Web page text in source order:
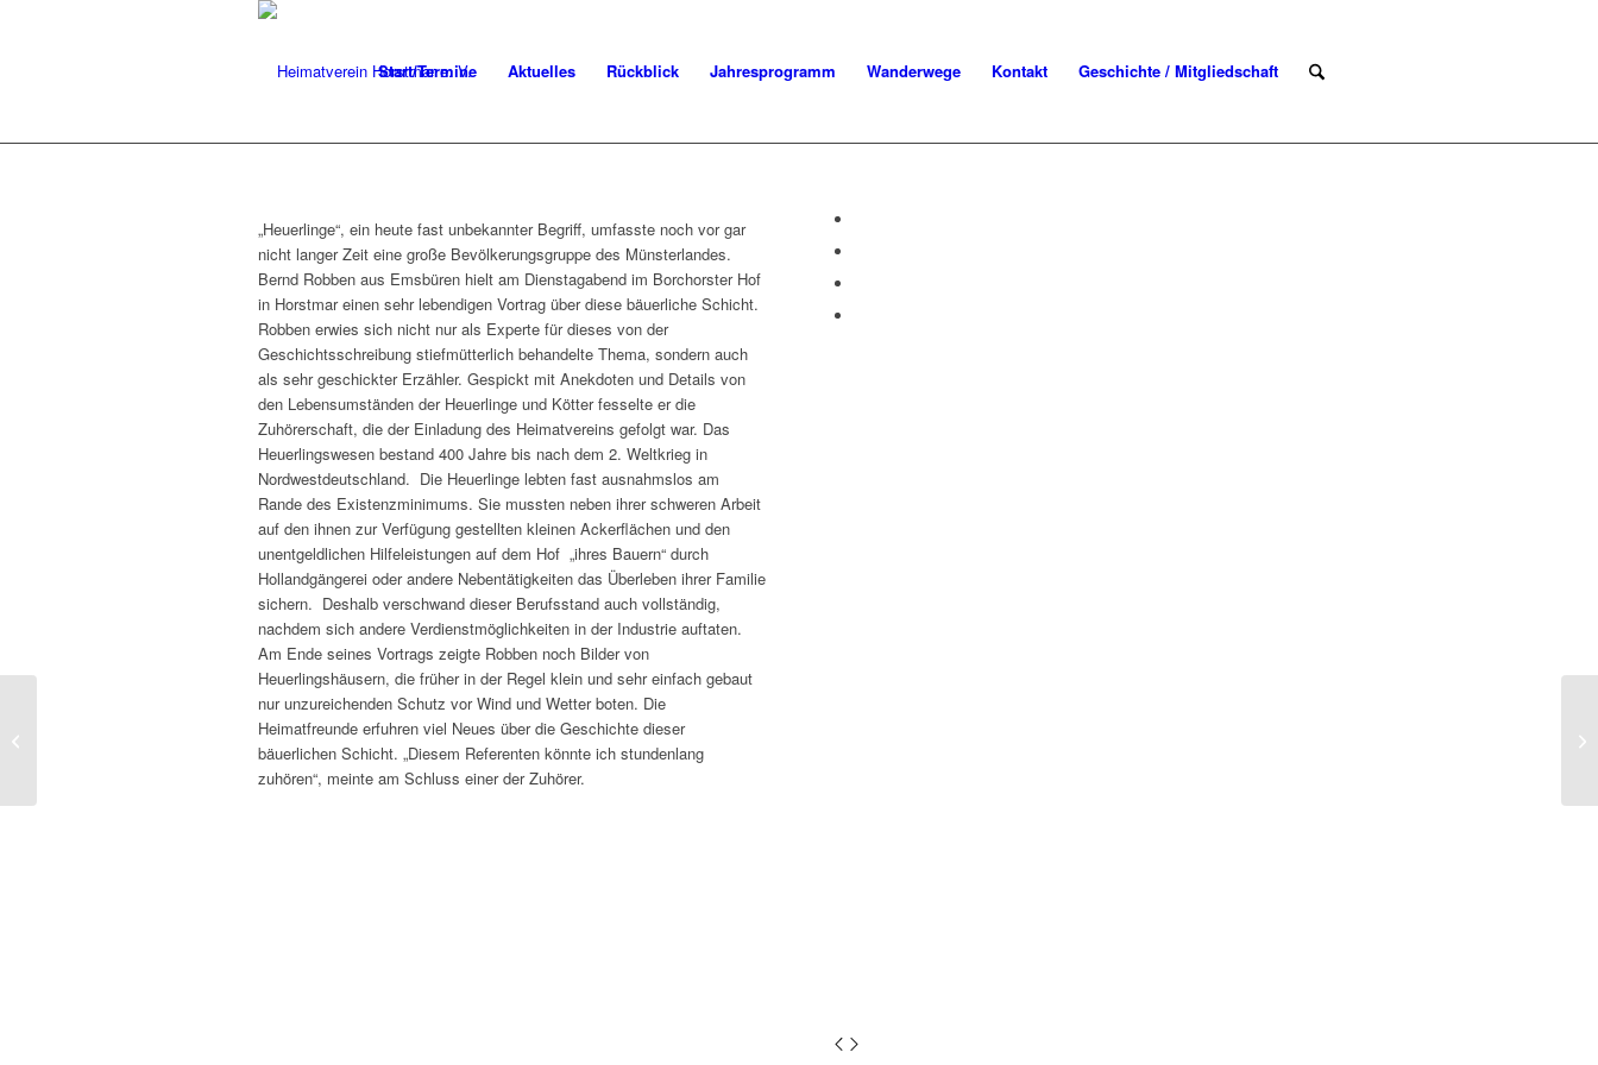
Start/Termine Aktuelles Rückblick Jahresprogramm Wanderwege Kontakt Geschichte / Mitgliedschaft
„Heuerlinge“, ein heute fast unbekannter Begriff, umfasste noch vor gar
nicht langer Zeit eine große Bevölkerungsgruppe des Münsterlandes.
Bernd Robben aus Emsbüren hielt am Dienstagabend im Borchorster Hof
in Horstmar einen sehr lebendigen Vortrag über diese bäuerliche Schicht.
Robben erwies sich nicht nur als Experte für dieses von der
Geschichtsschreibung stiefmütterlich behandelte Thema, sondern auch
als sehr geschickter Erzähler. Gespickt mit Anekdoten und Details von
den Lebensumständen der Heuerlinge und Kötter fesselte er die
Zuhörerschaft, die der Einladung des Heimatvereins gefolgt war. Das
Heuerlingswesen bestand 400 Jahre bis nach dem 2. Weltkrieg in
Nordwestdeutschland. Die Heuerlinge lebten fast ausnahmslos am
Rande des Existenzminimums. Sie mussten neben ihrer schweren Arbeit
auf den ihnen zur Verfügung gestellten kleinen Ackerflächen und den
unentgeldlichen Hilfeleistungen auf dem Hof „ihres Bauern“ durch
Hollandgängerei oder andere Nebentätigkeiten das Überleben ihrer Familie
sichern. Deshalb verschwand dieser Berufsstand auch vollständig,
nachdem sich andere Verdienstmöglichkeiten in der Industrie auftaten.
Am Ende seines Vortrags zeigte Robben noch Bilder von
Heuerlingshäusern, die früher in der Regel klein und sehr einfach gebaut
nur unzureichenden Schutz vor Wind und Wetter boten. Die
Heimatfreunde erfuhren viel Neues über die Geschichte dieser
bäuerlichen Schicht. „Diesem Referenten könnte ich stundenlang
zuhören“, meinte am Schluss einer der Zuhörer.